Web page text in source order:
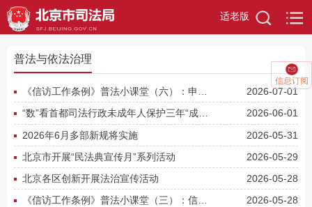
适老版
信息订阅
普法与依法治理
2026-07-01
“数”看首都司法行政未成年人保护三年“成绩单”
2026-06-01
2026年6月多部新规将实施
2026-05-31
北京市开展“民法典宣传月”系列活动
2026-05-29
北京各区创新开展法治宣传活动
2026-05-28
《信访工作条例》普法小课堂（三）：信访过程要守法
2026-05-28